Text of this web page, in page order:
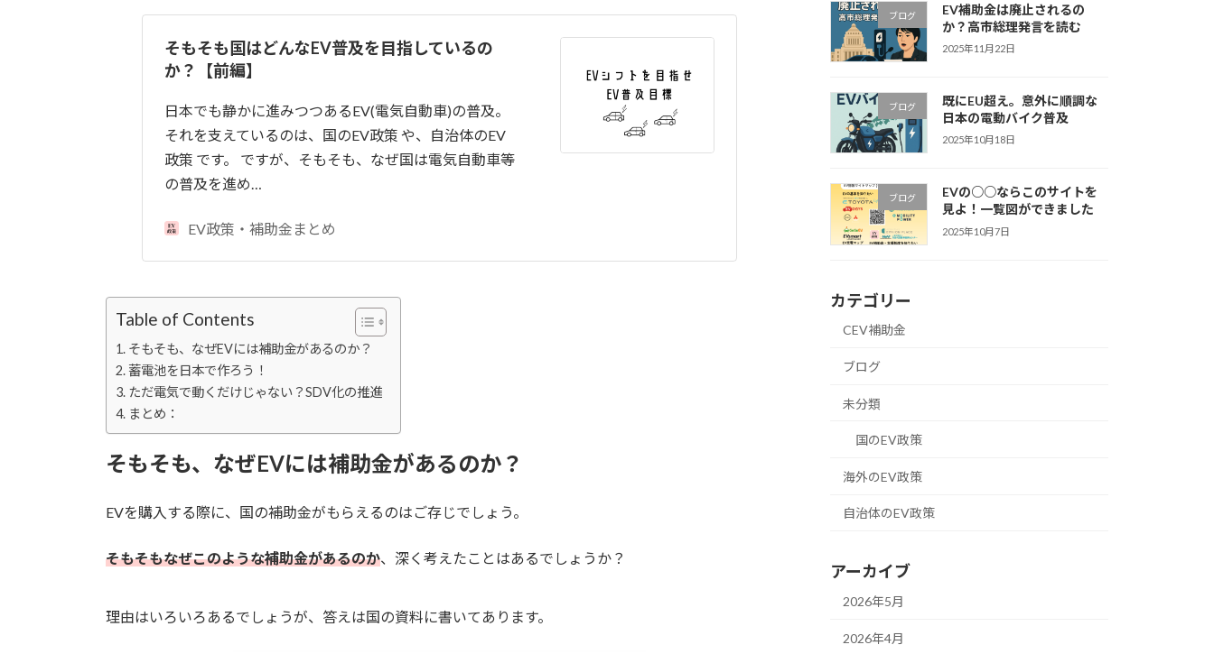
そもそも国はどんなEV普及を目指しているの
か？【前編】
日本でも静かに進みつつあるEV(電気自動車)の普及。
それを支えているのは、国のEV政策 や、自治体のEV
政策 です。 ですが、そもそも、なぜ国は電気自動車等
の普及を進め…
EV政策・補助金まとめ
Table of Contents
そもそも、なぜEVには補助金があるのか？
蓄電池を日本で作ろう！
ただ電気で動くだけじゃない？SDV化の推進
まとめ：
そもそも、なぜEVには補助金があるのか？
EVを購入する際に、国の補助金がもらえるのはご存じでしょう。
そもそもなぜこのような補助金があるのか、深く考えたことはあるでしょうか？
理由はいろいろあるでしょうが、答えは国の資料に書いてあります。
ブログ
EV補助金は廃止されるの
か？高市総理発言を読む
2025年11月22日
ブログ
既にEU超え。意外に順調な
日本の電動バイク普及
2025年10月18日
ブログ
EVの○○ならこのサイトを
見よ！一覧図ができました
2025年10月7日
カテゴリー
CEV補助金
ブログ
未分類
国のEV政策
海外のEV政策
自治体のEV政策
アーカイブ
2026年5月
2026年4月